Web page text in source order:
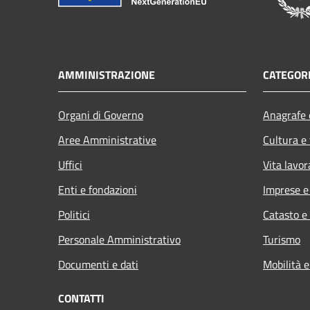
AMMINISTRAZIONE
Organi di Governo
Aree Amministrative
Uffici
Enti e fondazioni
Politici
Personale Amministrativo
Documenti e dati
Cultura
Vita
Imprese
Catasto
Turismo
Mobilità
CONTATTI